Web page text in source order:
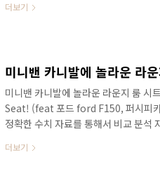
배드림 아이오닉5 계기판과 동일해 보
더보기
미니밴 카니발에 놀라운 라운지 룸
Seat! (feat 포드 ford F150, 퍼시피
정확한 수치 자료를 통해서 비교 분석
시된 다양한 차량이 있었는데, GV80,
더보기